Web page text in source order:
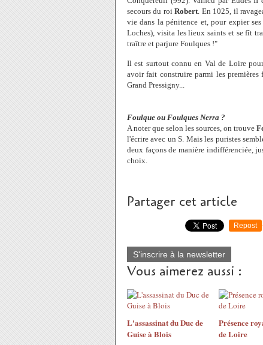
secours du roiRobert. En 1025, il
vie dans la pénitence et, pour expier
Loches), visita les lieux saints et se fît
traître et parjure Foulques !"
Il est surtout connu en Val de Loire
avoir fait construire parmi les premières
Grand Pressigny...
Foulque ou Foulques Nerra ?
A noter que selon les sources, on trouve
l'écrire avec un S. Mais les puristes
deux façons de manière indifférenciée,
choix.
Partager cet article
Repost
S'inscrire à la newsletter
Vous aimerez aussi :
L'assassinat du Duc de
Guise à Blois
Présence
de Loire